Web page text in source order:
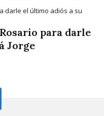
para darle
Jorge